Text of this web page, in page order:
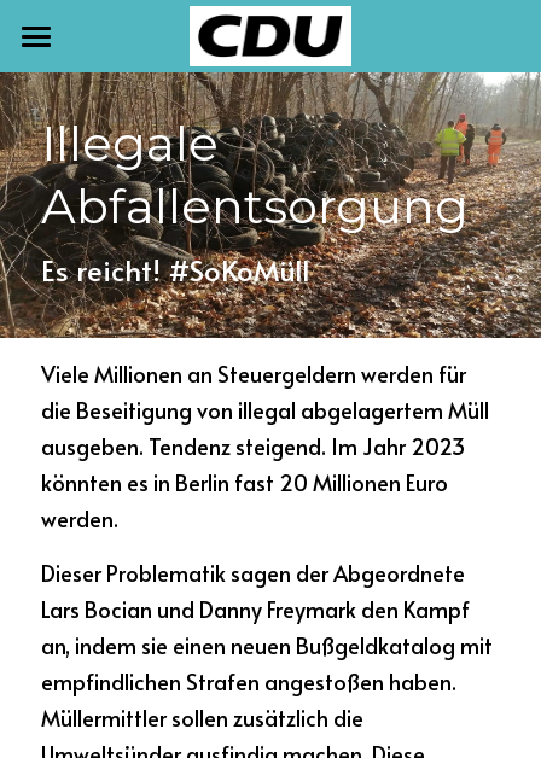
START
TERMINE
NEWSLETTER
AKTUELLES
PRESSE
MEINE ARBEIT
KONTAKT
Illegale
Abfallentsorgung
Es reicht! #SoKoMüll
Viele Millionen an Steuergeldern werden für
die Beseitigung von illegal abgelagertem Müll
ausgeben. Tendenz steigend. Im Jahr 2023
könnten es in Berlin fast 20 Millionen Euro
werden.
Dieser Problematik sagen der Abgeordnete
Lars Bocian und Danny Freymark den Kampf
an, indem sie einen neuen Bußgeldkatalog mit
empfindlichen Strafen angestoßen haben.
Müllermittler sollen zusätzlich die